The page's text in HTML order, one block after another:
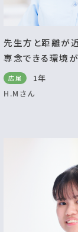
先生方と距離が
専念できる環境が
広尾
1年
H.Mさん